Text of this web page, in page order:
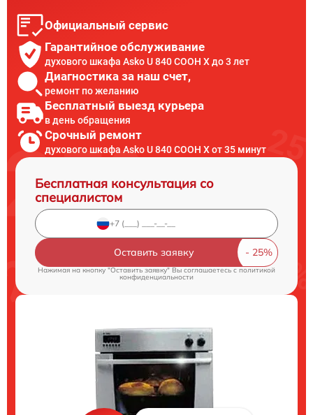
Официальный сервис
Гарантийное обслуживание
духового шкафа Asko U 840 COOH X до 3 лет
Диагностика за наш счет,
ремонт по желанию
Бесплатный выезд курьера
в день обращения
Срочный ремонт
духового шкафа Asko U 840 COOH X от 35 минут
Бесплатная консультация со
специалистом
Оставить заявку
Нажимая на кнопку "Оставить заявку" Вы соглашаетесь cполитикой
конфиденциальности